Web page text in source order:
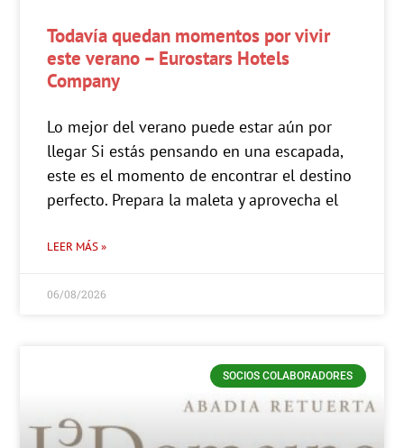
Todavía quedan momentos por vivir
este verano – Eurostars Hotels
Company
Lo mejor del verano puede estar aún por
llegar Si estás pensando en una escapada,
este es el momento de encontrar el destino
perfecto. Prepara la maleta y aprovecha el
LEER MÁS »
06/08/2026
SOCIOS COLABORADORES